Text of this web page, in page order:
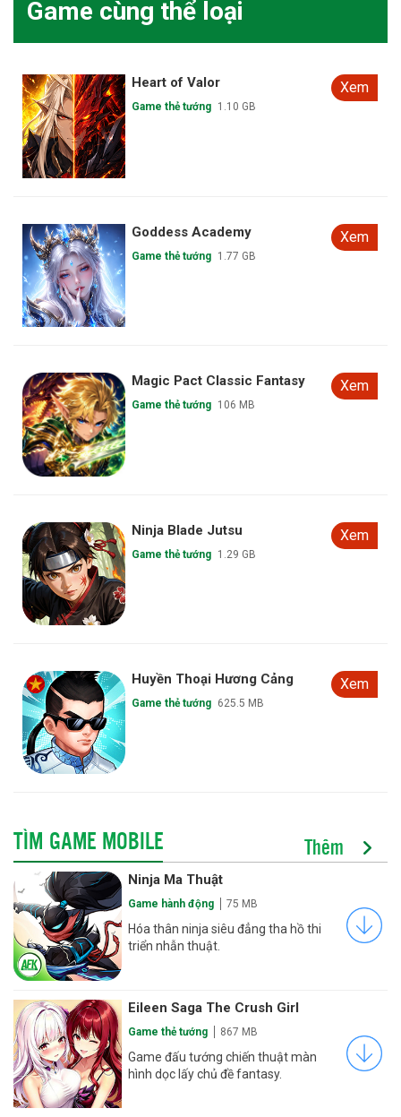
Game cùng thể loại
Heart of Valor
Game thẻ tướng 1.10 GB
Xem
Goddess Academy
Game thẻ tướng 1.77 GB
Xem
Magic Pact Classic Fantasy
Game thẻ tướng 106 MB
Xem
Ninja Blade Jutsu
Game thẻ tướng 1.29 GB
Xem
Huyền Thoại Hương Cảng
Game thẻ tướng 625.5 MB
Xem
TÌM GAME MOBILE Thêm
Ninja Ma Thuật
Game hành động 75 MB
Hóa thân ninja siêu đẳng tha hồ thi
triển nhẫn thuật.
Eileen Saga The Crush Girl
Game thẻ tướng 867 MB
Game đấu tướng chiến thuật màn
hình dọc lấy chủ đề fantasy.